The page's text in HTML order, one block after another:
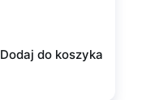
Dodaj do koszyka